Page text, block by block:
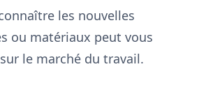
les nouvelles
ou matériaux peut vous
le marché du travail.